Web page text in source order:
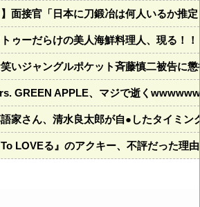
】面接官「日本に刀鍛冶は何人いるか
トゥーだらけの美人海鮮料理人、現る
笑いジャングルポケット斉藤慎二被告に
GREEN APPLE、マジで逝くwwwwww
語家さん、清水良太郎が自●したタイミ
To LOVEる』のアクキー、不評だった理